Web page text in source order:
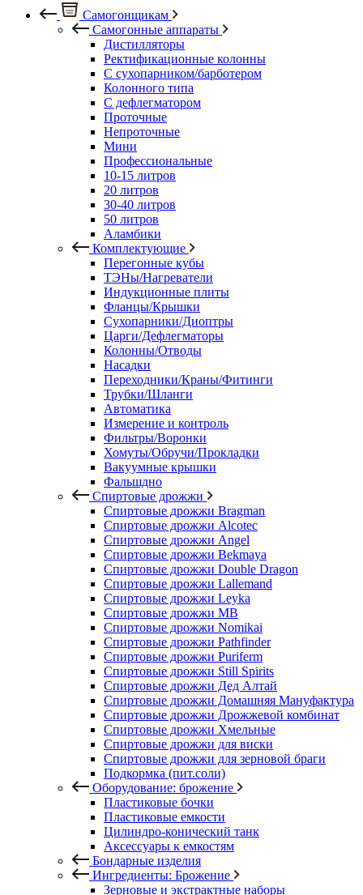
Самогонщикам
Самогонные аппараты
Дистилляторы
Ректификационные колонны
С сухопарником/барботером
Колонного типа
С дефлегматором
Проточные
Непроточные
Мини
Профессиональные
10-15 литров
20 литров
30-40 литров
50 литров
Аламбики
Комплектующие
Перегонные кубы
ТЭНы/Нагреватели
Индукционные плиты
Фланцы/Крышки
Сухопарники/Диоптры
Царги/Дефлегматоры
Колонны/Отводы
Насадки
Переходники/Краны/Фитинги
Трубки/Шланги
Автоматика
Измерение и контроль
Фильтры/Воронки
Хомуты/Обручи/Прокладки
Вакуумные крышки
Фальшдно
Спиртовые дрожжи
Спиртовые дрожжи Bragman
Спиртовые дрожжи Alcotec
Спиртовые дрожжи Angel
Спиртовые дрожжи Bekmaya
Спиртовые дрожжи Double Dragon
Спиртовые дрожжи Lallemand
Спиртовые дрожжи Leyka
Спиртовые дрожжи MB
Спиртовые дрожжи Nomikai
Спиртовые дрожжи Pathfinder
Спиртовые дрожжи Puriferm
Спиртовые дрожжи Still Spirits
Спиртовые дрожжи Дед Алтай
Спиртовые дрожжи Домашняя Мануфактура
Спиртовые дрожжи Дрожжевой комбинат
Спиртовые дрожжи Хмельные
Спиртовые дрожжи для виски
Спиртовые дрожжи для зерновой браги
Подкормка (пит.соли)
Оборудование: брожение
Пластиковые бочки
Пластиковые емкости
Цилиндро-конический танк
Аксессуары к емкостям
Бондарные изделия
Ингредиенты: Брожение
Зерновые и экстрактные наборы